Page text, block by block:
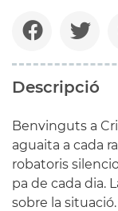
Descripció
Benvinguts a
aguaita a cada
robatoris
pa de cada dia.
sobre la